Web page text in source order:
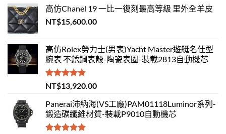
高仿Chanel 19 一比一復刻最高等級 里外全羊皮
NT$15,600.00
高仿Rolex勞力士(男表)Yacht Master遊艇名仕型
腕表 不銹鋼表殼-陶瓷表圈-裝載2813自動機芯
評分5.00
滿分 5
NT$13,920.00
Panerai沛納海(VS工廠)PAM01118Luminor系列-
鍛造碳纖維材質-裝載P9010自動機芯